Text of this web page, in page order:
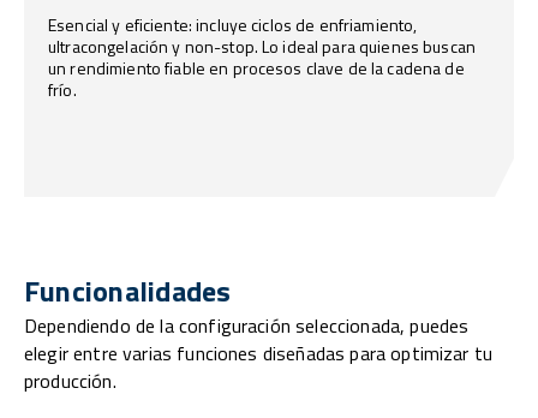
Esencial y eficiente: incluye ciclos de enfriamiento,
ultracongelación y non-stop. Lo ideal para quienes buscan
un rendimiento fiable en procesos clave de la cadena de
frío.
Funcionalidades
Dependiendo de la configuración seleccionada, puedes
elegir entre varias funciones diseñadas para optimizar tu
producción.